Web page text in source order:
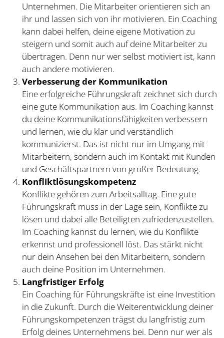
Unternehmen. Die Mitarbeiter orientieren sich an
ihr und lassen sich von ihr motivieren. Ein Coaching
kann dabei helfen, deine eigene Motivation zu
steigern und somit auch auf deine Mitarbeiter zu
übertragen. Denn nur wer selbst motiviert ist, kann
auch andere motivieren.
Verbesserung der Kommunikation
Eine erfolgreiche Führungskraft zeichnet sich durch
eine gute Kommunikation aus. Im Coaching kannst
du deine Kommunikationsfähigkeiten verbessern
und lernen, wie du klar und verständlich
kommunizierst. Das ist nicht nur im Umgang mit
Mitarbeitern, sondern auch im Kontakt mit Kunden
und Geschäftspartnern von großer Bedeutung.
Konfliktlösungskompetenz
Konflikte gehören zum Arbeitsalltag. Eine gute
Führungskraft muss in der Lage sein, Konflikte zu
lösen und dabei alle Beteiligten zufriedenzustellen.
Im Coaching kannst du lernen, wie du Konflikte
erkennst und professionell löst. Das stärkt nicht
nur dein Ansehen bei den Mitarbeitern, sondern
auch deine Position im Unternehmen.
Langfristiger Erfolg
Ein Coaching für Führungskräfte ist eine Investition
in die Zukunft. Durch die Weiterentwicklung deiner
Führungskompetenzen trägst du langfristig zum
Erfolg deines Unternehmens bei. Denn nur wer als